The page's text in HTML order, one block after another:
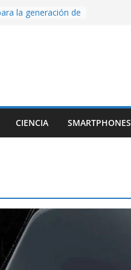
la generación de
con Inteligencia
una app
una
CIENCIA SMARTPHONES